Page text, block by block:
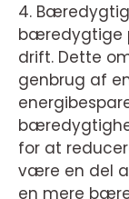
4.
bæredygtige
drift. Dette
genbrug af
for at
være en del
en mere